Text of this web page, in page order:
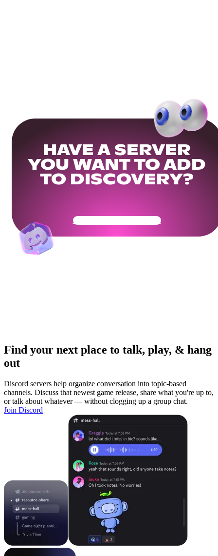
HAVE A SERVER
YOU WANT TO ADD
TO DISCOVERY?
Get Your Community Ready
Find your next place to talk, play, & hang
out
Discord servers help organize conversation into topic-based
channels. Discuss that newest game release, share what you're up to,
or talk about whatever — without clogging up a group chat.
Join Discord